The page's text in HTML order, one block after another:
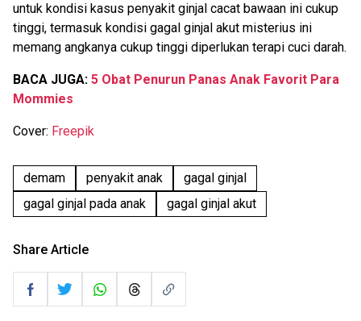
untuk kondisi kasus penyakit ginjal cacat bawaan ini cukup
tinggi, termasuk kondisi gagal ginjal akut misterius ini
memang angkanya cukup tinggi diperlukan terapi cuci darah.
BACA JUGA: 5 Obat Penurun Panas Anak Favorit Para
Mommies
Cover: Freepik
demam penyakit anak
gagal ginjal
gagal ginjal pada anak
gagal ginjal akut
Share Article